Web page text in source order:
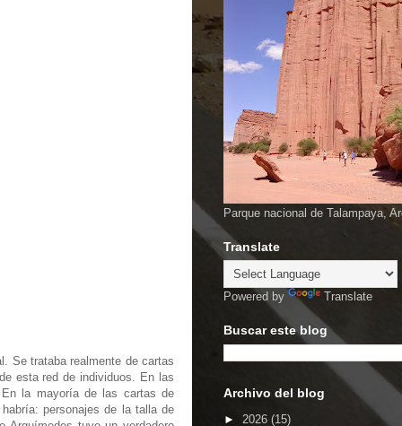
Se trataba realmente de cartas
esta red de individuos. En las
la mayoría de las cartas de
personajes de la talla de
Parque nacional de Talampaya,
Translate
Powered by Translate
Buscar este blog
Archivo del blog
► 2026 (15)